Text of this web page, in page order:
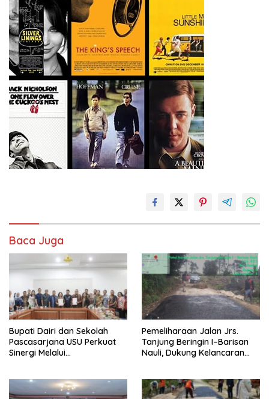
Baca Juga
Bupati Dairi dan Sekolah
Pascasarjana USU Perkuat
Sinergi Melalui
Pemeliharaan Jalan Jrs.
Tanjung Beringin I–Barisan
Nauli, Dukung Kelancaran